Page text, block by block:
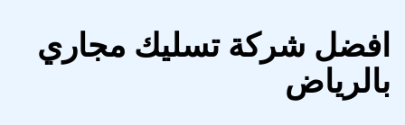
افضل شركة تسليك مجاري
بالرياض